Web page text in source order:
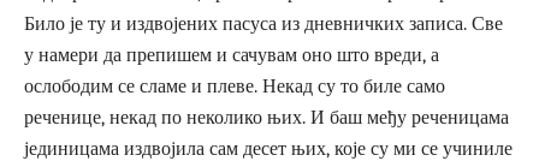
Било је ту и издвојених пасуса из дневничких записа. Све
у намери да препишем и сачувам оно што вреди, а
ослободим се сламе и плеве. Некад су то биле само
реченице, некад по неколико њих. И баш међу реченицама
јединицама издвојила сам десет њих, које су ми се учиниле